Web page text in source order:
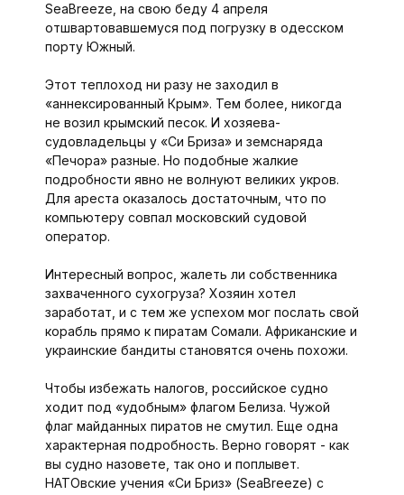
SeaBreeze, на свою беду 4 апреля
отшвартовавшемуся под погрузку в одесском
порту Южный.
Этот теплоход ни разу не заходил в
«аннексированный Крым». Тем более, никогда
не возил крымский песок. И хозяева-
судовладельцы у «Си Бриза» и земснаряда
«Печора» разные. Но подобные жалкие
подробности явно не волнуют великих укров.
Для ареста оказалось достаточным, что по
компьютеру совпал московский судовой
оператор.
Интересный вопрос, жалеть ли собственника
захваченного сухогруза? Хозяин хотел
заработат, и с тем же успехом мог послать свой
корабль прямо к пиратам Сомали. Африканские и
украинские бандиты становятся очень похожи.
Чтобы избежать налогов, российское судно
ходит под «удобным» флагом Белиза. Чужой
флаг майданных пиратов не смутил. Еще одна
характерная подробность. Верно говорят - как
вы судно назовете, так оно и поплывет.
НАТОвские учения «Си Бриз» (SeaBreeze) с